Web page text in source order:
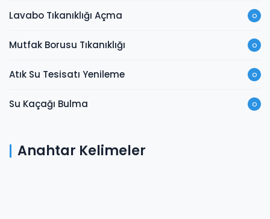
Lavabo Tıkanıklığı Açma o
Mutfak Borusu Tıkanıklığı o
Atık Su Tesisatı Yenileme o
Su Kaçağı Bulma o
Anahtar Kelimeler